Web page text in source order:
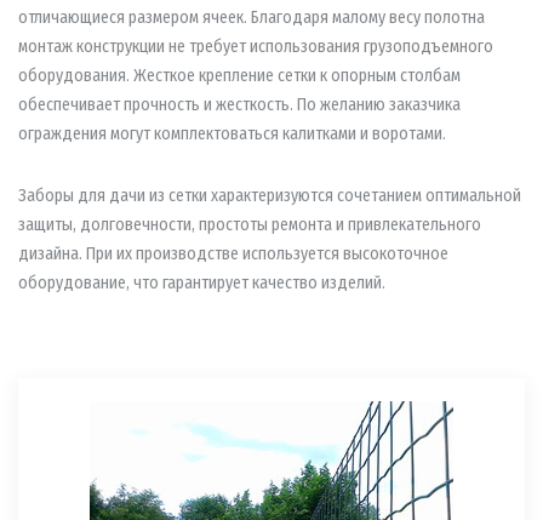
отличающиеся размером ячеек. Благодаря малому весу полотна
монтаж конструкции не требует использования грузоподъемного
оборудования. Жесткое крепление сетки к опорным столбам
обеспечивает прочность и жесткость. По желанию заказчика
ограждения могут комплектоваться калитками и воротами.
Заборы для дачи из сетки характеризуются сочетанием оптимальной
защиты, долговечности, простоты ремонта и привлекательного
дизайна. При их производстве используется высокоточное
оборудование, что гарантирует качество изделий.